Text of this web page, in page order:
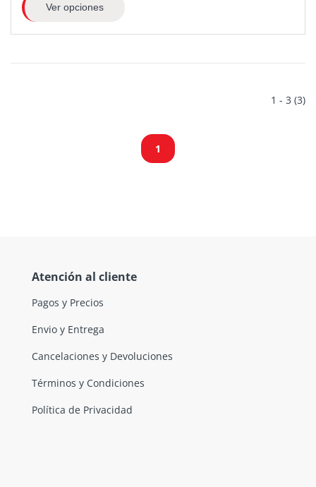
Ver opciones
1 - 3 (3)
1
Atención al cliente
Pagos y Precios
Envio y Entrega
Cancelaciones y Devoluciones
Términos y Condiciones
Política de Privacidad